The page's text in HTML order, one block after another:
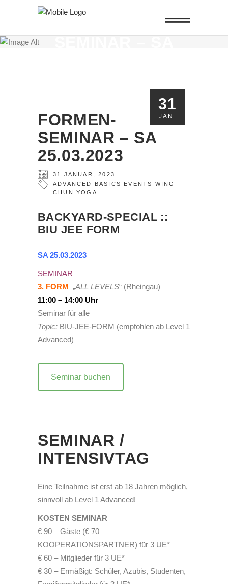
SEMINAR – SA
31
JAN.
FORMEN-
SEMINAR – SA
25.03.2023
31 JANUAR ,2023
ADVANCED
BASICS EVENTS
WING
CHUN
YOGA
BACKYARD-SPECIAL ::
BIU JEE FORM
SA 25.03.2023
SEMINAR
3. FORM „ALL LEVELS“ (Rheingau)
11:00 – 14:00 Uhr
Seminar für alle
Topic: BIU-JEE-FORM (empfohlen ab Level 1
Advanced)
Seminar buchen
SEMINAR /
INTENSIVTAG
Eine Teilnahme ist erst ab 18 Jahren möglich,
sinnvoll ab Level 1 Advanced!
KOSTEN SEMINAR
€ 90 – Gäste (€ 70
KOOPERATIONSPARTNER) für 3 UE*
€ 60 – Mitglieder für 3 UE*
€ 30 – Ermäßigt: Schüler, Azubis, Studenten,